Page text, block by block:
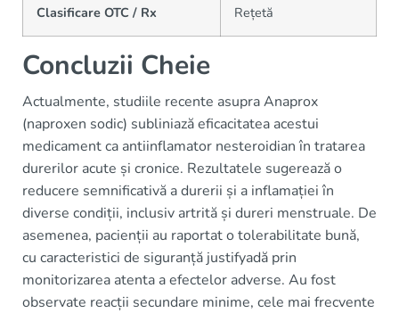
Clasificare OTC / Rx Rețetă
Concluzii Cheie
Actualmente, studiile recente asupra Anaprox
(naproxen sodic) subliniază eficacitatea acestui
medicament ca antiinflamator nesteroidian în tratarea
durerilor acute și cronice. Rezultatele sugerează o
reducere semnificativă a durerii și a inflamației în
diverse condiții, inclusiv artrită și dureri menstruale. De
asemenea, pacienții au raportat o tolerabilitate bună,
cu caracteristici de siguranță justifyadă prin
monitorizarea atenta a efectelor adverse. Au fost
observate reacții secundare minime, cele mai frecvente